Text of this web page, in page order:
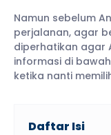
Namun sebelum
perjalanan, agar
diperhatikan agar
informasi di
ketika nanti
Daftar Isi